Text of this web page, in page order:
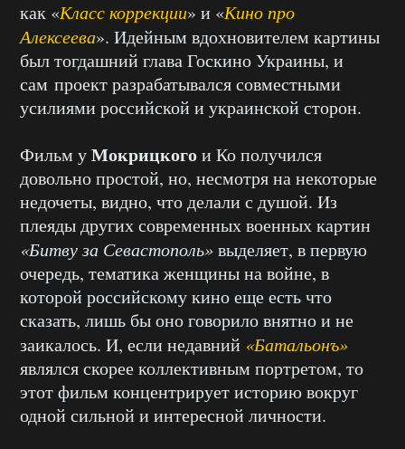
как «Класс коррекции» и «Кино про
Алексеева». Идейным вдохновителем картины
был тогдашний глава Госкино Украины, и
сам проект разрабатывался совместными
усилиями российской и украинской сторон.
Фильм уМокрицкогои Ко получился
довольно простой, но, несмотря на некоторые
недочеты, видно, что делали с душой. Из
плеяды других современных военных картин
«Битву за Севастополь»выделяет, в первую
очередь, тематика женщины на войне, в
которой российскому киноещеесть что
сказать, лишь бы оно говорило внятно и не
заикалось. И, если недавний «Батальонъ»
являлся скорее коллективным портретом, то
этот фильм концентрирует историю вокруг
одной сильной и интересной личности.